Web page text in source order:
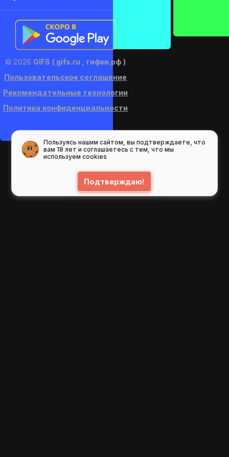
© 2026 GIFS ( gifs.ru , гифки.рф )
Пользовательское соглашение
Рекомендательные технологии
Политика конфиденциальности
Пользуясь нашим сайтом, вы подтверждаете, что
вам 18 лет и соглашаетесь с тем, что мы
используем cookies
Подтверждаю!